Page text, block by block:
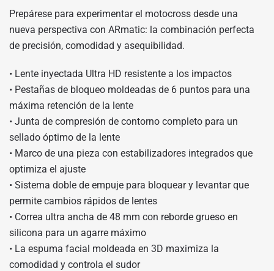
Prepárese para experimentar el motocross desde una
nueva perspectiva con ARmatic: la combinación perfecta
de precisión, comodidad y asequibilidad.
• Lente inyectada Ultra HD resistente a los impactos
• Pestañas de bloqueo moldeadas de 6 puntos para una
máxima retención de la lente
• Junta de compresión de contorno completo para un
sellado óptimo de la lente
• Marco de una pieza con estabilizadores integrados que
optimiza el ajuste
• Sistema doble de empuje para bloquear y levantar que
permite cambios rápidos de lentes
• Correa ultra ancha de 48 mm con reborde grueso en
silicona para un agarre máximo
• La espuma facial moldeada en 3D maximiza la
comodidad y controla el sudor